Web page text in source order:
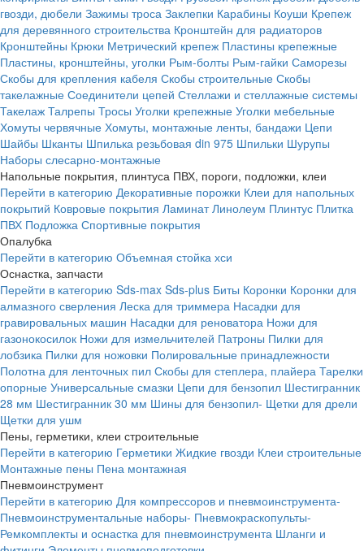
гвозди, дюбели Зажимы троса Заклепки Карабины Коуши Крепеж
для деревянного строительства Кронштейн для радиаторов
Кронштейны Крюки Метрический крепеж Пластины крепежные
Пластины, кронштейны, уголки Рым-болты Рым-гайки Саморезы
Скобы для крепления кабеля Скобы строительные Скобы
такелажные Соединители цепей Стеллажи и стеллажные системы
Такелаж Талрепы Тросы Уголки крепежные Уголки мебельные
Хомуты червячные Хомуты, монтажные ленты, бандажи Цепи
Шайбы Шканты Шпилька резьбовая din 975 Шпильки Шурупы
Наборы слесарно-монтажные
Напольные покрытия, плинтуса ПВХ, пороги, подложки, клеи
Перейти в категорию Декоративные порожки Клеи для напольных
покрытий Ковровые покрытия Ламинат Линолеум Плинтус Плитка
ПВХ Подложка Спортивные покрытия
Опалубка
Перейти в категорию Объемная стойка хси
Оснастка, запчасти
Перейти в категорию Sds-max Sds-plus Биты Коронки Коронки для
алмазного сверления Леска для триммера Насадки для
гравировальных машин Насадки для реноватора Ножи для
газонокосилок Ножи для измельчителей Патроны Пилки для
лобзика Пилки для ножовки Полировальные принадлежности
Полотна для ленточных пил Скобы для степлера, плайера Тарелки
опорные Универсальные смазки Цепи для бензопил Шестигранник
28 мм Шестигранник 30 мм Шины для бензопил- Щетки для дрели
Щетки для ушм
Пены, герметики, клеи строительные
Перейти в категорию Герметики Жидкие гвозди Клеи строительные
Монтажные пены Пена монтажная
Пневмоинструмент
Перейти в категорию Для компрессоров и пневмоинструмента-
Пневмоинструментальные наборы- Пневмокраскопульты-
Ремкомплекты и оснастка для пневмоинструмента Шланги и